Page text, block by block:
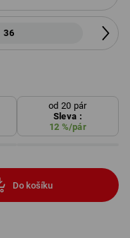
36
od 20 pár
Sleva :
12 %/pár
Do košíku